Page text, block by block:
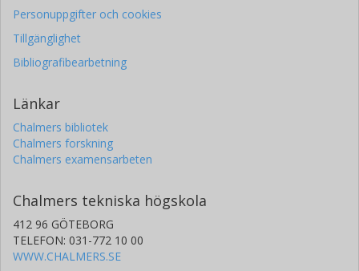
Personuppgifter och cookies
Tillgänglighet
Bibliografibearbetning
Länkar
Chalmers bibliotek
Chalmers forskning
Chalmers examensarbeten
Chalmers tekniska högskola
412 96 GÖTEBORG
TELEFON: 031-772 10 00
WWW.CHALMERS.SE